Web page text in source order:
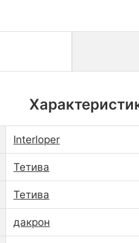
Interloper
Тетива
Тетива
дакрон